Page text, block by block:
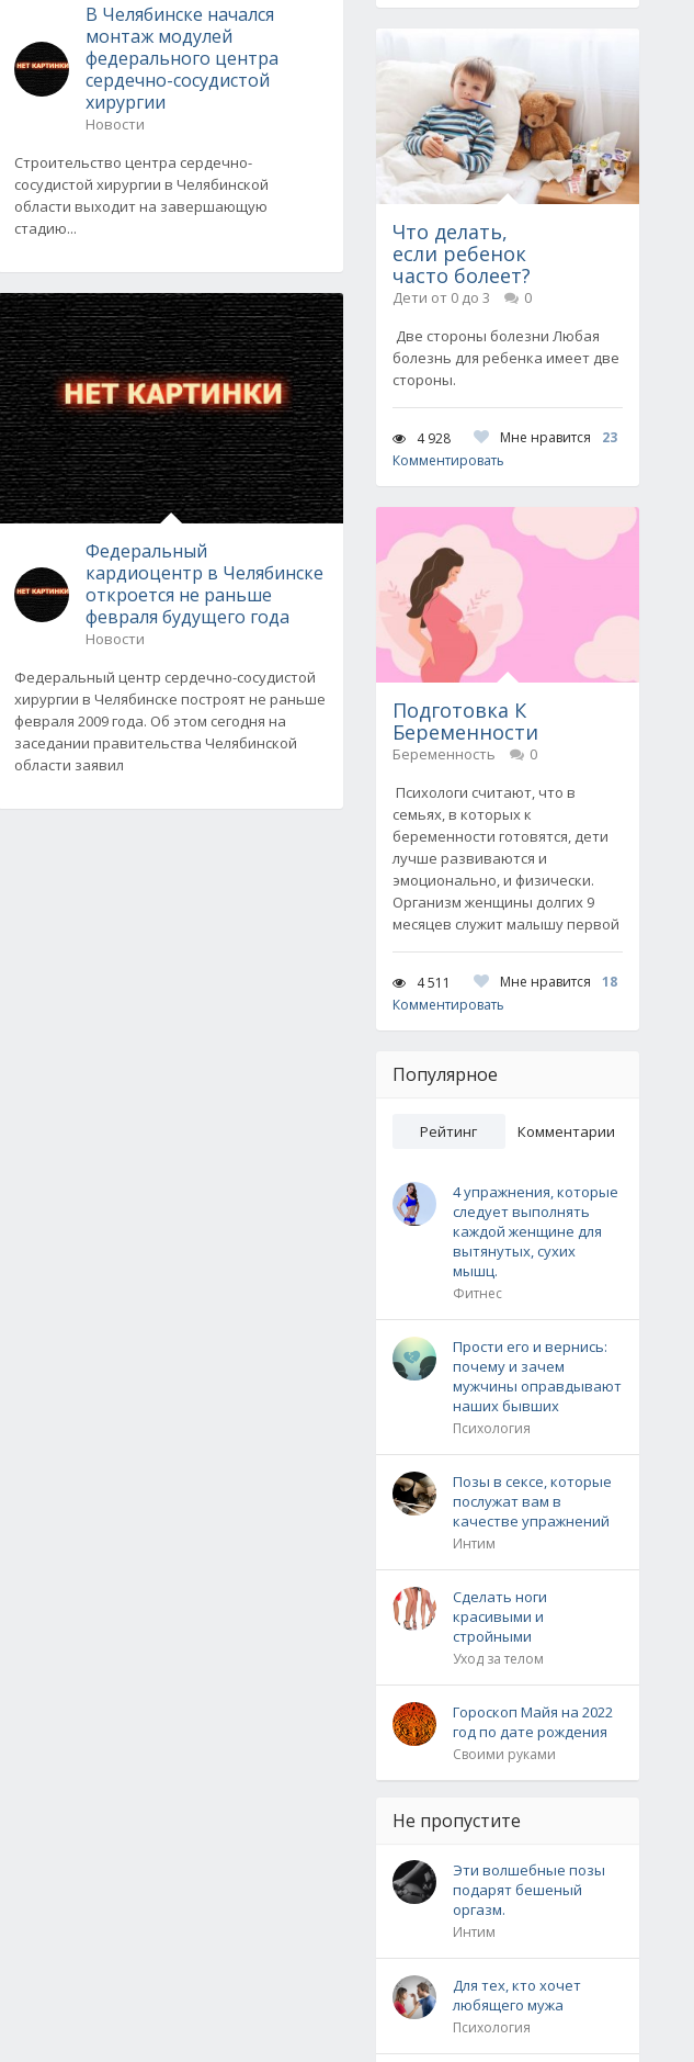
В Челябинске начался
монтаж модулей
федерального центра
сердечно-сосудистой
хирургии
Новости
Строительство центра сердечно-
сосудистой хирургии в Челябинской
области выходит на завершающую
стадию...
Федеральный
кардиоцентр в Челябинске
откроется не раньше
февраля будущего года
Новости
Федеральный центр сердечно-сосудистой
хирургии в Челябинске построят не раньше
февраля 2009 года. Об этом сегодня на
заседании правительства Челябинской
области заявил
Что делать,
если ребенок
часто болеет?
Дети от 0 до 3
0
Две стороны болезни Любая
болезнь для ребенка имеет две
стороны.
4 928 Мне нравится
23
Комментировать
Подготовка К
Беременности
Беременность
0
Психологи считают, что в
семьях, в которых к
беременности готовятся, дети
лучше развиваются и
эмоционально, и физически.
Организм женщины долгих 9
месяцев служит малышу первой
4 511 Мне нравится
18
Комментировать
Популярное
Рейтинг Комментарии
4 упражнения, которые
следует выполнять
каждой женщине для
вытянутых, сухих
мышц.
Фитнес
Прости его и вернись:
почему и зачем
мужчины оправдывают
наших бывших
Психология
Позы в сексе, которые
послужат вам в
качестве упражнений
Интим
Сделать ноги
красивыми и
стройными
Уход за телом
Гороскоп Майя на 2022
год по дате рождения
Своими руками
Не пропустите
Эти волшебные позы
подарят бешеный
оргазм.
Интим
Для тех, кто хочет
любящего мужа
Психология